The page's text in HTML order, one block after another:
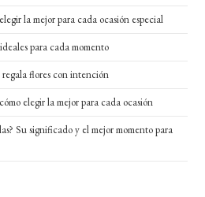
la mejor para cada ocasión especial
para cada momento
flores con intención
elegir la mejor para cada ocasión
Su significado y el mejor momento para